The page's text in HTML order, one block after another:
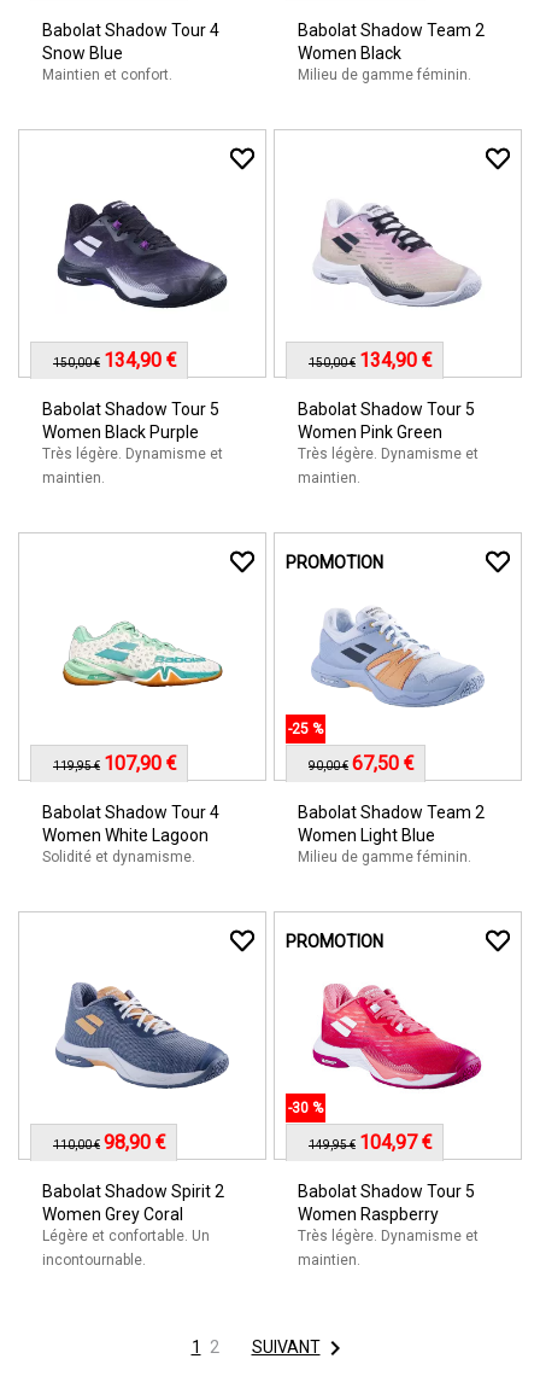
Babolat Shadow Tour 4
Snow Blue
Maintien et confort.
Babolat Shadow Team 2
Women Black
Milieu de gamme féminin.
Babolat Shadow Tour 5
Women Black Purple
Très légère. Dynamisme et
maintien.
150,00 € 134,90 €
Babolat Shadow Tour 5
Women Pink Green
Très légère. Dynamisme et
maintien.
150,00 € 134,90 €
Babolat Shadow Tour 4
Women White Lagoon
Solidité et dynamisme.
119,95 € 107,90 €
PROMOTION
Babolat Shadow Team 2
Women Light Blue
Milieu de gamme féminin.
-25 %
90,00 € 67,50 €
Babolat Shadow Spirit 2
Women Grey Coral
Légère et confortable. Un
incontournable.
110,00 € 98,90 €
PROMOTION
Babolat Shadow Tour 5
Women Raspberry
Très légère. Dynamisme et
maintien.
-30 %
149,95 € 104,97 €
1 2 SUIVANT